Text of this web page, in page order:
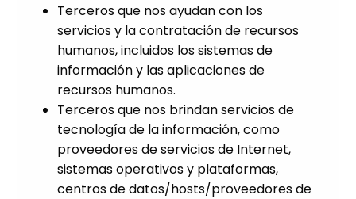
Terceros que nos ayudan con los
servicios y la contratación de recursos
humanos, incluidos los sistemas de
información y las aplicaciones de
recursos humanos.
Terceros que nos brindan servicios de
tecnología de la información, como
proveedores de servicios de Internet,
sistemas operativos y plataformas,
centros de datos/hosts/proveedores de